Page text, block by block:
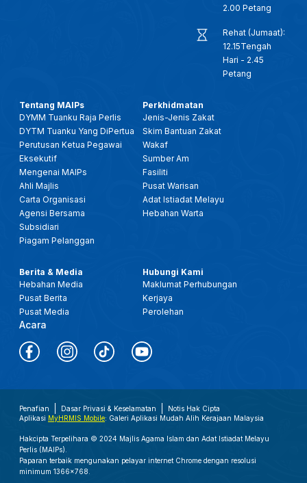
2.00 Petang
Rehat (Jumaat):
12.15Tengah
Hari - 2.45
Petang
Tentang MAIPs
DYMM Tuanku Raja Perlis
DYTM Tuanku Yang DiPertua
Perutusan Ketua Pegawai
Eksekutif
Mengenai MAIPs
Ahli Majlis
Carta Organisasi
Agensi Bersama
Subsidiari
Piagam Pelanggan
Perkhidmatan
Jenis-Jenis Zakat
Skim Bantuan Zakat
Wakaf
Sumber Am
Fasiliti
Pusat Warisan
Adat Istiadat Melayu
Hebahan Warta
Berita & Media
Hebahan Media
Pusat Berita
Pusat Media
Acara
Hubungi Kami
Maklumat Perhubungan
Kerjaya
Perolehan
Penafian Dasar Privasi & Keselamatan
Notis Hak Cipta
Aplikasi MyHRMIS Mobile: Galeri Aplikasi Mudah Alih Kerajaan Malaysia
Hakcipta Terpelihara © 2024 Majlis Agama Islam dan Adat Istiadat Melayu
Perlis (MAIPs).
Paparan terbaik mengunakan pelayar internet Chrome dengan resolusi
minimum 1366x768.